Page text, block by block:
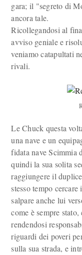
gara; il "segreto di
ancora tale.
Ricollegandosi al
avviso geniale e
veniamo catapultati
rivali.
Le Chuck questa
una nave e un
fidata nave Scimmia
quindi la sua solita
raggiungere il
stesso tempo
salpare anche lui
come è sempre
rendendosi
riguardi dei poveri
sulla sua strada, e